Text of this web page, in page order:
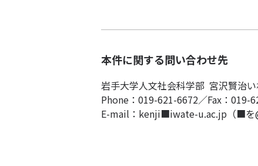
本件に関する問い合わせ先
岩手大学人文社会科学部 宮沢賢治
Phone：019-621-6672／Fax：019-
E-mail：kenji■iwate-u.ac.jp（■を